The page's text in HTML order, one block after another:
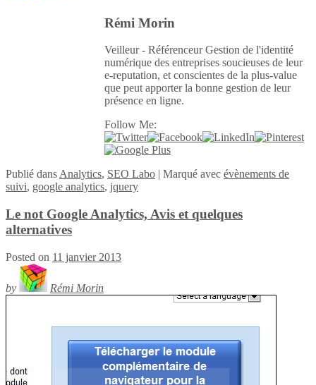
Rémi Morin
Veilleur - Référenceur Gestion de l'identité
numérique des entreprises soucieuses de leur
e-reputation, et conscientes de la plus-value
que peut apporter la bonne gestion de leur
présence en ligne.
Follow Me:
Publié dans Analytics, SEO Labo | Marqué avec évènements de
suivi, google analytics, jquery
Le not Google Analytics, Avis et quelques
alternatives
Posted on 11 janvier 2013
by Rémi Morin